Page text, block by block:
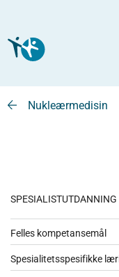
Nukleærmedisin
Felles kompetansemål
Spesialitetsspesifikke